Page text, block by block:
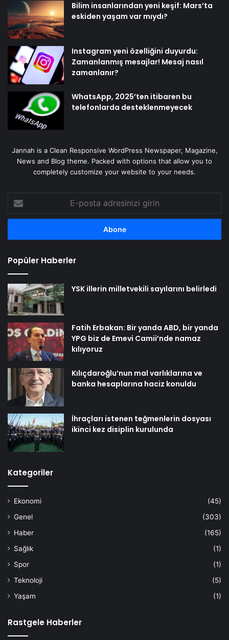
Bilim insanlarından yeni keşif: Mars’ta
eskiden yaşam var mıydı?
Instagram yeni özelliğini duyurdu:
Zamanlanmış mesajlar! Mesaj nasıl
zamanlanır?
WhatsApp, 2025’ten itibaren bu
telefonlarda desteklenmeyecek
Jannah is a Clean Responsive WordPress Newspaper, Magazine,
News and Blog theme. Packed with options that allow you to
completely customize your website to your needs.
posta
adresinizi
Popüler Haberler
YSK illerin milletvekili sayılarını belirledi
Fatih Erbakan: Bir yanda ABD, bir yanda
YPG biz de Emevi Camii’nde namaz
kılıyoruz
Kılıçdaroğlu’nun mal varlıklarına ve
banka hesaplarına haciz konuldu
İhraçları istenen teğmenlerin dosyası
ikinci kez disiplin kurulunda
Kategoriler
Ekonomi
(45)
Genel
(303)
Haber
(165)
Sağlık
(1)
Spor
(1)
Teknoloji
(5)
Yaşam
(1)
Rastgele Haberler